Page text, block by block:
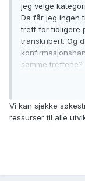
jeg velge
Da får jeg ingen
treff for tidligere
transkribert. Og
samme treffene?
Mistenker
Vi kan sjekke
ressurser til alle